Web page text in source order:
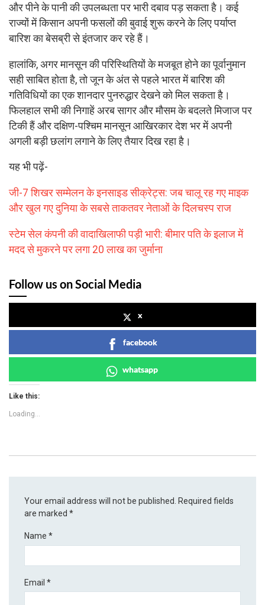
और पीने के पानी की उपलब्धता पर भारी दबाव पड़ सकता है। कई
राज्यों में किसान अपनी फसलों की बुवाई शुरू करने के लिए पर्याप्त
बारिश का बेसब्री से इंतजार कर रहे हैं।
हालांकि, अगर मानसून की परिस्थितियों के मजबूत होने का पूर्वानुमान
सही साबित होता है, तो जून के अंत से पहले भारत में बारिश की
गतिविधियों का एक शानदार पुनरुद्धार देखने को मिल सकता है।
फिलहाल सभी की निगाहें अरब सागर और मौसम के बदलते मिजाज पर
टिकी हैं और दक्षिण-पश्चिम मानसून आखिरकार देश भर में अपनी
अगली बड़ी छलांग लगाने के लिए तैयार दिख रहा है।
यह भी पढ़ें-
जी-7 शिखर सम्मेलन के इनसाइड सीक्रेट्स: जब चालू रह गए माइक
और खुल गए दुनिया के सबसे ताकतवर नेताओं के दिलचस्प राज
स्टेम सेल कंपनी की वादाखिलाफी पड़ी भारी: बीमार पति के इलाज में
मदद से मुकरने पर लगा 20 लाख का जुर्माना
Follow us on Social Media
x
facebook
whatsapp
Like this:
Loading...
Your email address will not be published.
Required fields
are marked*
Name*
Email*